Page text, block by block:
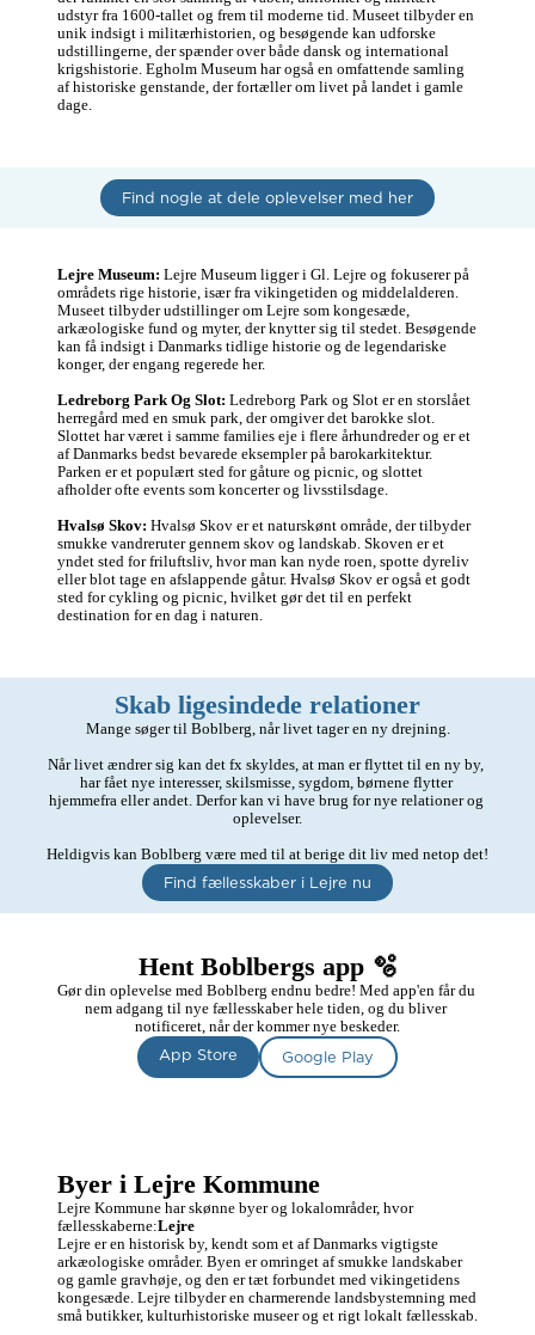
udstyr fra 1600-tallet og frem til moderne tid. Museet tilbyder en
unik indsigt i militærhistorien, og besøgende kan udforske
udstillingerne, der spænder over både dansk og international
krigshistorie. Egholm Museum har også en omfattende samling
af historiske genstande, der fortæller om livet på landet i gamle
dage.
Find nogle at dele oplevelser med her
Lejre Museum: Lejre Museum ligger i Gl. Lejre og fokuserer på
områdets rige historie, især fra vikingetiden og middelalderen.
Museet tilbyder udstillinger om Lejre som kongesæde,
arkæologiske fund og myter, der knytter sig til stedet. Besøgende
kan få indsigt i Danmarks tidlige historie og de legendariske
konger, der engang regerede her.
Ledreborg Park Og Slot: Ledreborg Park og Slot er en storslået
herregård med en smuk park, der omgiver det barokke slot.
Slottet har været i samme families eje i flere århundreder og er et
af Danmarks bedst bevarede eksempler på barokarkitektur.
Parken er et populært sted for gåture og picnic, og slottet
afholder ofte events som koncerter og livsstilsdage.
Hvalsø Skov: Hvalsø Skov er et naturskønt område, der tilbyder
smukke vandreruter gennem skov og landskab. Skoven er et
yndet sted for friluftsliv, hvor man kan nyde roen, spotte dyreliv
eller blot tage en afslappende gåtur. Hvalsø Skov er også et godt
sted for cykling og picnic, hvilket gør det til en perfekt
destination for en dag i naturen.
Skab ligesindede relationer
Mange søger til Boblberg, når livet tager en ny drejning.
Når livet ændrer sig kan det fx skyldes, at man er flyttet til en ny by,
har fået nye interesser, skilsmisse, sygdom, børnene flytter
hjemmefra eller andet. Derfor kan vi have brug for nye relationer og
oplevelser.
Heldigvis kan Boblberg være med til at berige dit liv med netop det!
Find fællesskaber i Lejre nu
Hent Boblbergs app 🫧
Gør din oplevelse med Boblberg endnu bedre! Med app'en får du
nem adgang til nye fællesskaber hele tiden, og du bliver
notificeret, når der kommer nye beskeder.
App Store Google Play
Byer i Lejre Kommune
Lejre Kommune har skønne byer og lokalområder, hvor
fællesskaberne:Lejre
Lejre er en historisk by, kendt som et af Danmarks vigtigste
arkæologiske områder. Byen er omringet af smukke landskaber
og gamle gravhøje, og den er tæt forbundet med vikingetidens
kongesæde. Lejre tilbyder en charmerende landsbystemning med
små butikker, kulturhistoriske museer og et rigt lokalt fællesskab.